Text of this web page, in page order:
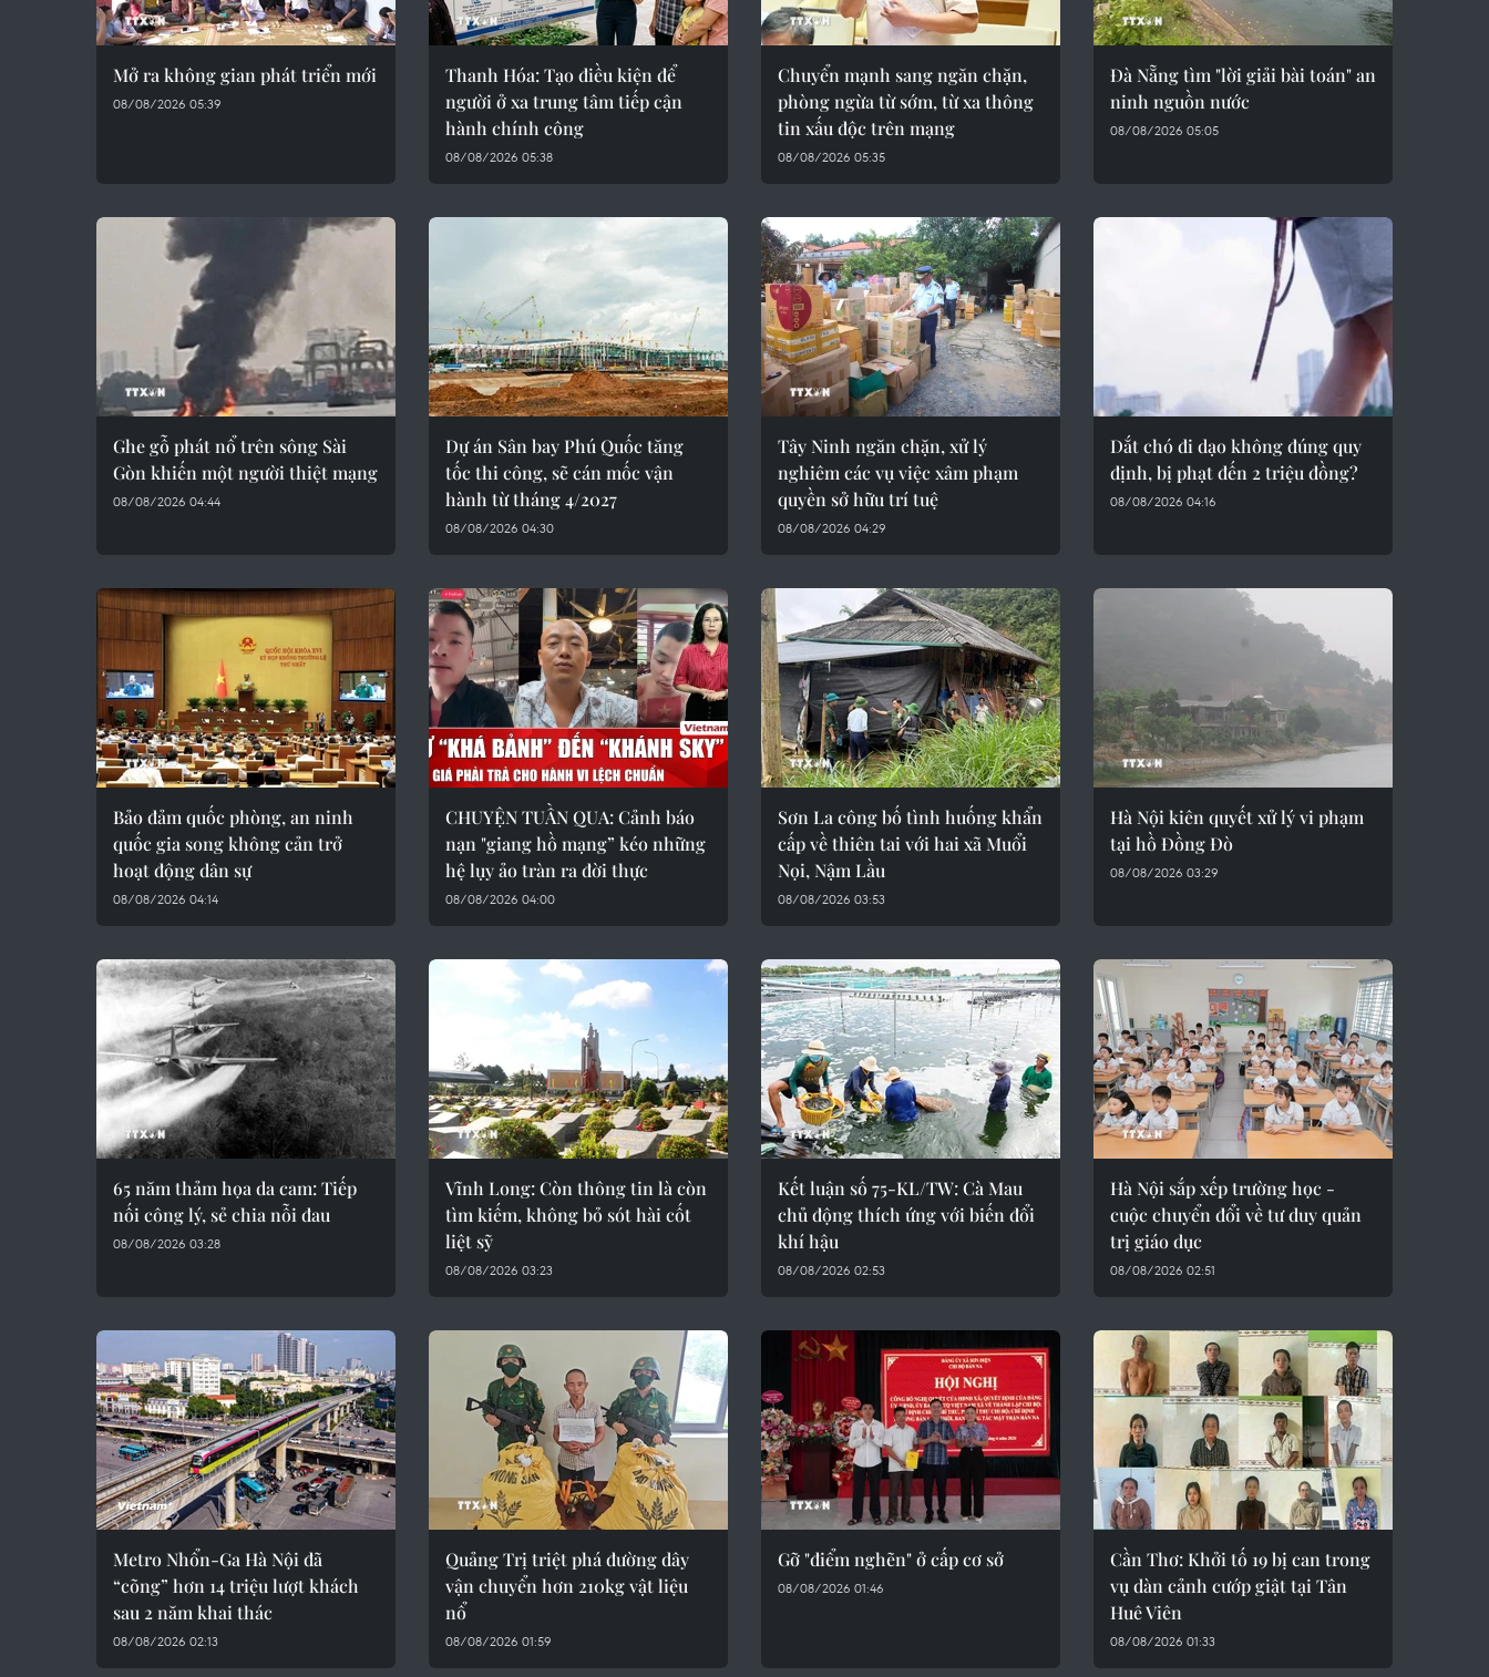
Mở ra không gian phát triển mới
08/08/2026 05:39
Thanh Hóa: Tạo điều kiện để
người ở xa trung tâm tiếp cận
hành chính công
08/08/2026 05:38
Chuyển mạnh sang ngăn chặn,
phòng ngừa từ sớm, từ xa thông
tin xấu độc trên mạng
08/08/2026 05:35
Đà Nẵng tìm "lời giải bài toán" an
ninh nguồn nước
08/08/2026 05:05
Ghe gỗ phát nổ trên sông Sài
Gòn khiến một người thiệt mạng
08/08/2026 04:44
Dự án Sân bay Phú Quốc tăng
tốc thi công, sẽ cán mốc vận
hành từ tháng 4/2027
08/08/2026 04:30
Tây Ninh ngăn chặn, xử lý
nghiêm các vụ việc xâm phạm
quyền sở hữu trí tuệ
08/08/2026 04:29
Dắt chó đi dạo không đúng quy
định, bị phạt đến 2 triệu đồng?
08/08/2026 04:16
Bảo đảm quốc phòng, an ninh
quốc gia song không cản trở
hoạt động dân sự
08/08/2026 04:14
CHUYỆN TUẦN QUA: Cảnh báo
nạn "giang hồ mạng” kéo những
hệ lụy ảo tràn ra đời thực
08/08/2026 04:00
Sơn La công bố tình huống khẩn
cấp về thiên tai với hai xã Muổi
Nọi, Nậm Lầu
08/08/2026 03:53
Hà Nội kiên quyết xử lý vi phạm
tại hồ Đồng Đò
08/08/2026 03:29
65 năm thảm họa da cam: Tiếp
nối công lý, sẻ chia nỗi đau
08/08/2026 03:28
Vĩnh Long: Còn thông tin là còn
tìm kiếm, không bỏ sót hài cốt
liệt sỹ
08/08/2026 03:23
Kết luận số 75-KL/TW: Cà Mau
chủ động thích ứng với biến đổi
khí hậu
08/08/2026 02:53
Hà Nội sắp xếp trường học -
cuộc chuyển đổi về tư duy quản
trị giáo dục
08/08/2026 02:51
Metro Nhổn-Ga Hà Nội đã
“cõng” hơn 14 triệu lượt khách
sau 2 năm khai thác
08/08/2026 02:13
Quảng Trị triệt phá đường dây
vận chuyển hơn 210kg vật liệu
nổ
08/08/2026 01:59
Gỡ "điểm nghẽn" ở cấp cơ sở
08/08/2026 01:46
Cần Thơ: Khởi tố 19 bị can trong
vụ dàn cảnh cướp giật tại Tân
Huê Viên
08/08/2026 01:33